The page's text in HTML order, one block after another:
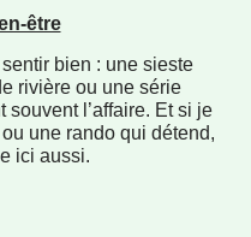
être
bien : une sieste
rivière ou une série
souvent l’affaire. Et si je
une rando qui détend,
ici aussi.